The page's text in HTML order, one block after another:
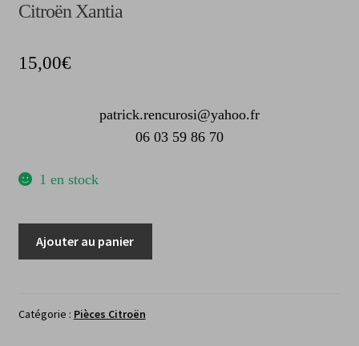
Citroën Xantia
15,00€
patrick.rencurosi@yahoo.fr
06 03 59 86 70
1 en stock
avant
Ajouter au panier
Catégorie : Pièces Citroën